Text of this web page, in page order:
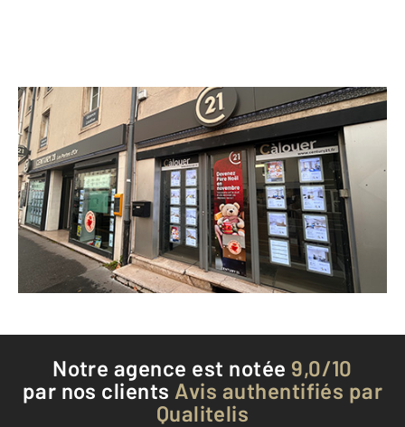
CENTURY 21 Les Portes d'Or
16 avenue Carnot
ST MAX - 54130
Envoyer un message
Téléphoner à l'agence
Notre agence est notée 9,0/10
par nos clients Avis authentifiés par
Qualitelis